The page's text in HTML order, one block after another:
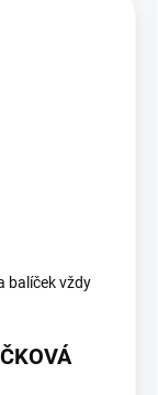
balíček vždy